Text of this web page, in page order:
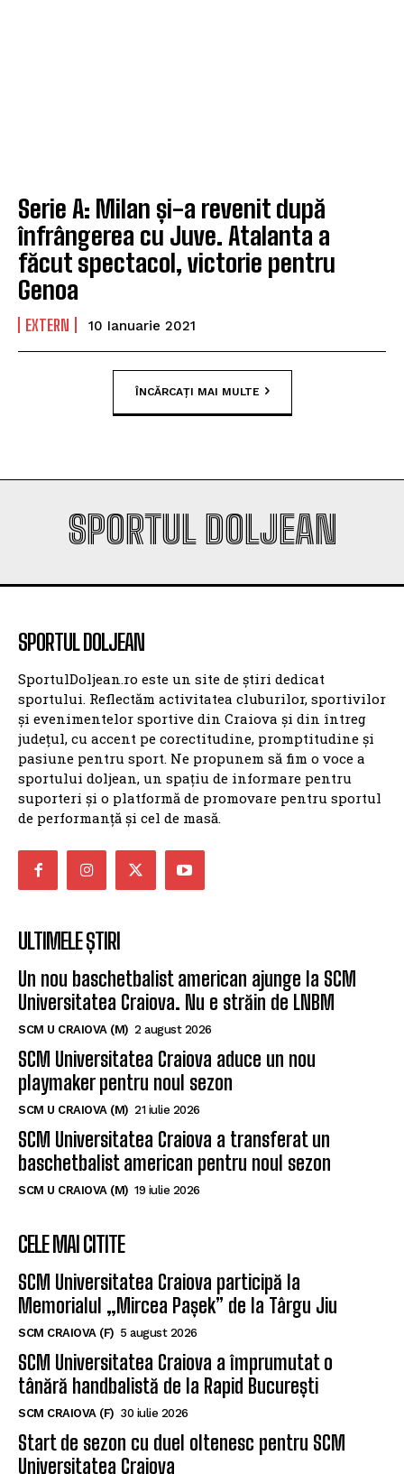
Serie A: Milan și-a revenit după
înfrângerea cu Juve. Atalanta a
făcut spectacol, victorie pentru
Genoa
EXTERN 10 Ianuarie 2021
ÎNCĂRCAȚI MAI MULTE
SPORTUL DOLJEAN
SPORTUL DOLJEAN
SportulDoljean.ro este un site de știri dedicat
sportului. Reflectăm activitatea cluburilor, sportivilor
și evenimentelor sportive din Craiova și din întreg
județul, cu accent pe corectitudine, promptitudine și
pasiune pentru sport. Ne propunem să fim o voce a
sportului doljean, un spațiu de informare pentru
suporteri și o platformă de promovare pentru sportul
de performanță și cel de masă.
ULTIMELE ȘTIRI
Un nou baschetbalist american ajunge la SCM
Universitatea Craiova. Nu e străin de LNBM
SCM U CRAIOVA (M) 2 august 2026
SCM Universitatea Craiova aduce un nou
playmaker pentru noul sezon
SCM U CRAIOVA (M) 21 iulie 2026
SCM Universitatea Craiova a transferat un
baschetbalist american pentru noul sezon
SCM U CRAIOVA (M) 19 iulie 2026
CELE MAI CITITE
SCM Universitatea Craiova participă la
Memorialul „Mircea Pașek” de la Târgu Jiu
SCM CRAIOVA (F) 5 august 2026
SCM Universitatea Craiova a împrumutat o
tânără handbalistă de la Rapid București
SCM CRAIOVA (F) 30 iulie 2026
Start de sezon cu duel oltenesc pentru SCM
Universitatea Craiova